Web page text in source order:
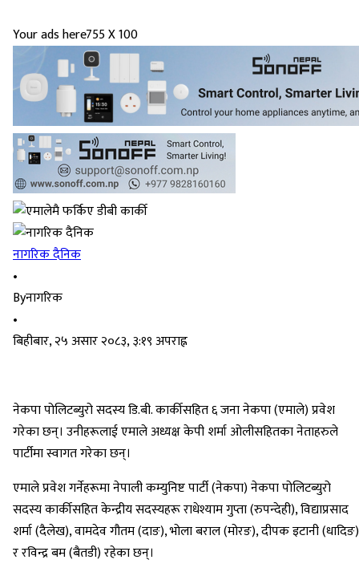
Your ads here755 X 100
नागरिक दैनिक
•
Byनागरिक
•
बिहीबार, २५ असार २०८३, ३:१९ अपराह्न
नेकपा पोलिटब्युरो सदस्य डि.बी. कार्कीसहित ६ जना नेकपा (एमाले) प्रवेश
गरेका छन्। उनीहरूलाई एमाले अध्यक्ष केपी शर्मा ओलीसहितका नेताहरुले
पार्टीमा स्वागत गरेका छन्।
एमाले प्रवेश गर्नेहरूमा नेपाली कम्युनिष्ट पार्टी (नेकपा) नेकपा पोलिटब्युरो
सदस्य कार्कीसहित केन्द्रीय सदस्यहरू राधेश्याम गुप्ता (रुपन्देही), विद्याप्रसाद
शर्मा (दैलेख), वामदेव गौतम (दाङ), भोला बराल (मोरङ), दीपक इटानी (धादिङ)
र रविन्द्र बम (बैतडी) रहेका छन्।